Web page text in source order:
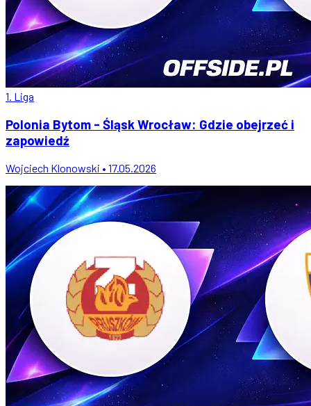
1. Liga
Polonia Bytom - Śląsk Wrocław: Gdzie obejrzeć i
zapowiedź
Wojciech Klonowski • 17.05.2026